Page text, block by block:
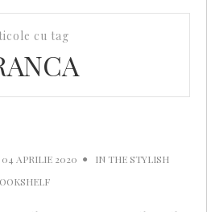
cu tag
04 APRILIE 2020 INTHE STYLISH